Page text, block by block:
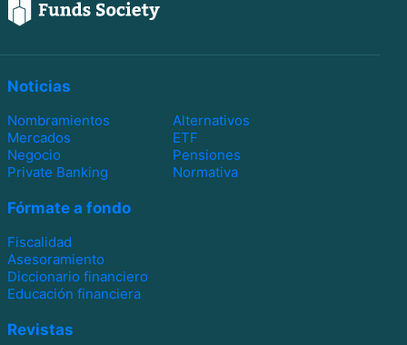
Noticias
Nombramientos
Alternativos
Mercados
ETF
Negocio
Pensiones
Private Banking
Normativa
Fórmate a fondo
Fiscalidad
Asesoramiento
Diccionario financiero
Educación financiera
Revistas